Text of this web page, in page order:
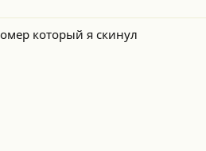
который я скинул